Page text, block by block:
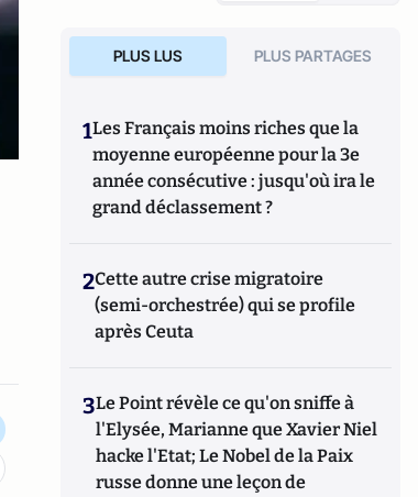
PLUS LUS PLUS PARTAGES
1Les Français moins riches que la
moyenne européenne pour la 3e
année consécutive : jusqu'où ira le
grand déclassement ?
2Cette autre crise migratoire
(semi-orchestrée) qui se profile
après Ceuta
3Le Point révèle ce qu'on sniffe à
l'Elysée, Marianne que Xavier Niel
hacke l'Etat; Le Nobel de la Paix
russe donne une leçon de